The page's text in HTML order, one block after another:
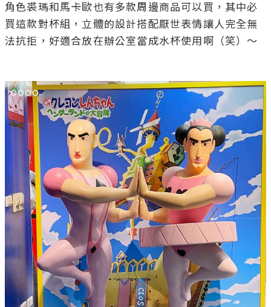
角色裘瑪和馬卡歐也有多款周邊商品可以買，其中必
買這款對杯組，立體的設計搭配厭世表情讓人完全無
法抗拒，好適合放在辦公室當成水杯使用啊（笑）～